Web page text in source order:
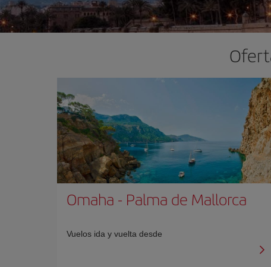
Omaha - Palma de Mallorca
Vuelos ida y vuelta desde